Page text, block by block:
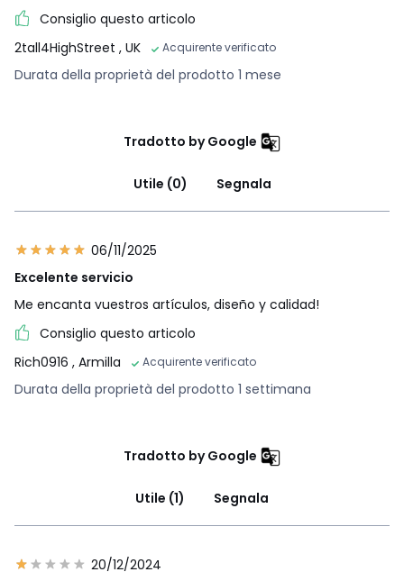
Consiglio questo articolo
2tall4HighStreet , UK Acquirente verificato
Durata della proprietà del prodotto 1 mese
Tradotto by Google
Utile (0) Segnala
06/11/2025
Excelente servicio
Me encanta vuestros artículos, diseño y calidad!
Consiglio questo articolo
Rich0916 , Armilla Acquirente verificato
Durata della proprietà del prodotto 1 settimana
Tradotto by Google
Utile (1) Segnala
20/12/2024